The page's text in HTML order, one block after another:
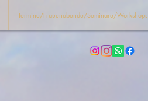
Termine/Frauenabende/Seminare/Workshops